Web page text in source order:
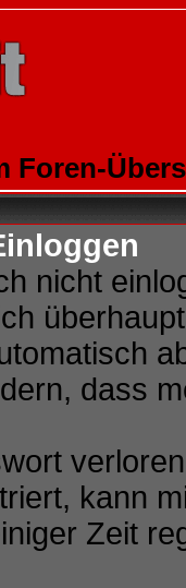
Foren-
nicht
dass
kann
Zeit